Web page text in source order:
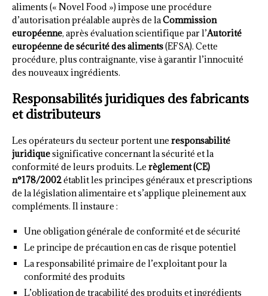
aliments (« Novel Food ») impose une procédure
d’autorisation préalable auprès de laCommission
européenne, après évaluation scientifique par l’Autorité
européenne de sécurité des aliments(EFSA). Cette
procédure, plus contraignante, vise à garantir l’innocuité
des nouveaux ingrédients.
Responsabilités juridiques des fabricants
et distributeurs
Les opérateurs du secteur portent une responsabilité
juridiquesignificative concernant la sécurité et la
conformité de leurs produits. Le règlement (CE)
n°178/2002établit les principes généraux et prescriptions
de la législation alimentaire et s’applique pleinement aux
compléments. Il instaure :
Une obligation générale de conformité et de sécurité
Le principe de précaution en cas de risque potentiel
La responsabilité primaire de l’exploitant pour la
conformité des produits
L’obligation de traçabilité des produits et ingrédients